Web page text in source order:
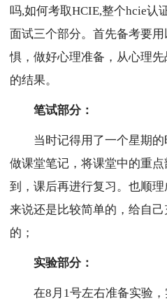
吗,如何考取HCIE,整个hcie认
面试三个部分。首先备考要
惧，做好心理准备，从心理
的结果。
笔试部分：
当时记得用了一个星期
做课堂笔记，将课堂中的重
到，课后再进行复习。也顺
来说还是比较简单的，给自
的；
实验部分：
在8月1号左右准备实验